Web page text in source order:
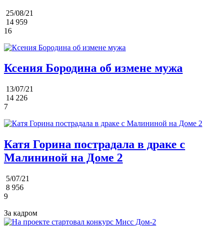
25/08/21
14 959
16
Ксения Бородина об измене мужа
13/07/21
14 226
7
Катя Горина пострадала в драке с
Малининой на Доме 2
5/07/21
8 956
9
За кадром